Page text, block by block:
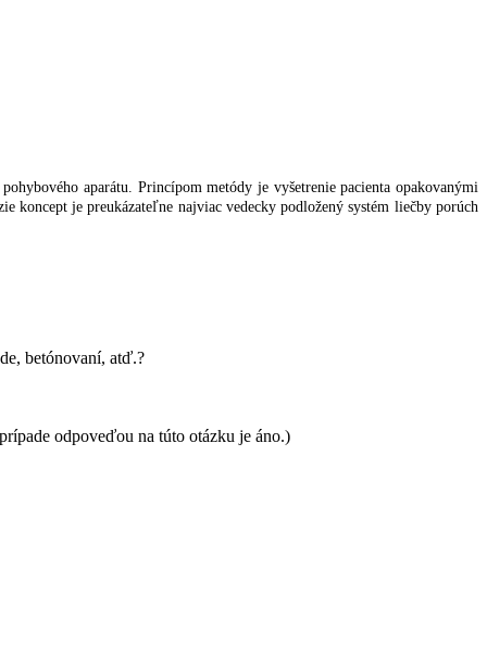
aparátu. Princípom metódy je vyšetrenie pacienta opakovanými
koncept je preukázateľne najviac vedecky podložený systém liečby porúch
betónovaní, atď.?
odpoveďou na túto otázku je áno.)